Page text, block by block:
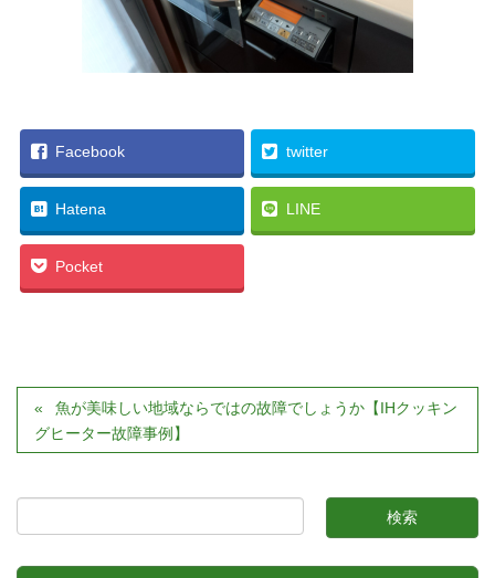
Facebook twitter
Hatena LINE
Pocket
魚が美味しい地域ならではの故障でしょうか【IHクッキン
グヒーター故障事例】